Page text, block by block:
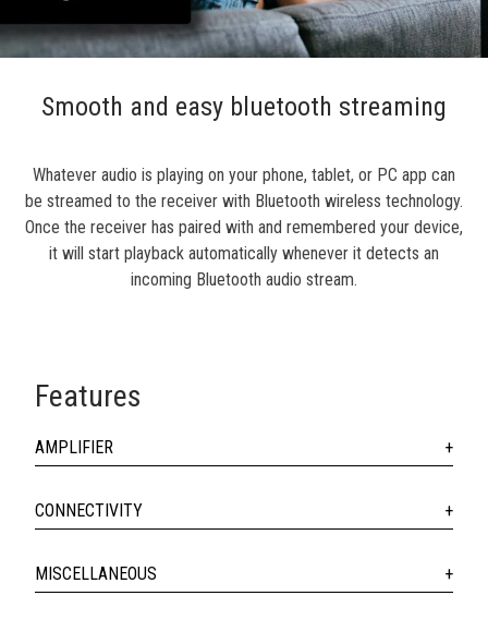
Smooth and easy bluetooth streaming
Whatever audio is playing on your phone, tablet, or PC app can
be streamed to the receiver with Bluetooth wireless technology.
Once the receiver has paired with and remembered your device,
it will start playback automatically whenever it detects an
incoming Bluetooth audio stream.
Features
AMPLIFIER
CONNECTIVITY
MISCELLANEOUS